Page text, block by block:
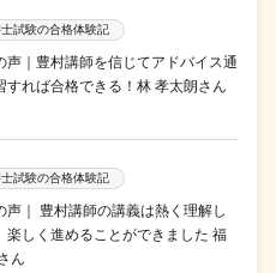
試験の合格体験記
声｜豊村講師を信じてアドバイス通
すれば合格できる！林 孝太朗さん
試験の合格体験記
声｜ 豊村講師の講義は熱く理解し
楽しく進めることができました 福
ん